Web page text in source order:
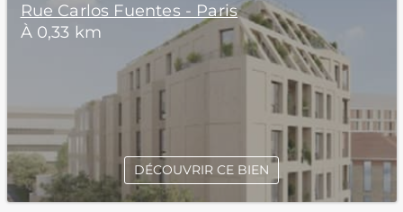
Rue Carlos Fuentes - Paris
À 0,33 km
DÉCOUVRIR CE BIEN